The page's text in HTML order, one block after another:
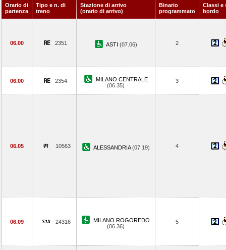
Orario di
partenza
Tipo e n. di
treno
Stazione di arrivo
(orario di arrivo)
Binario
programmato
Classi e
bordo
06.00 2351 ASTI (07.06) 2
06.00 2354
MILANO CENTRALE
(06.35)
3
06.05 10563 ALESSANDRIA(07.19) 4
06.09 24316
MILANO ROGOREDO
(06.36)
5